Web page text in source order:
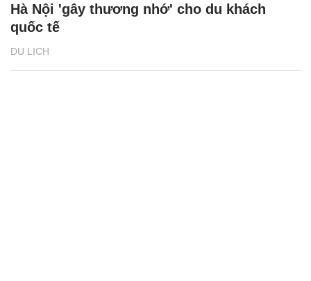
DU LỊCH
Hà Nội 'gây thương nhớ' cho du khách
quốc tế